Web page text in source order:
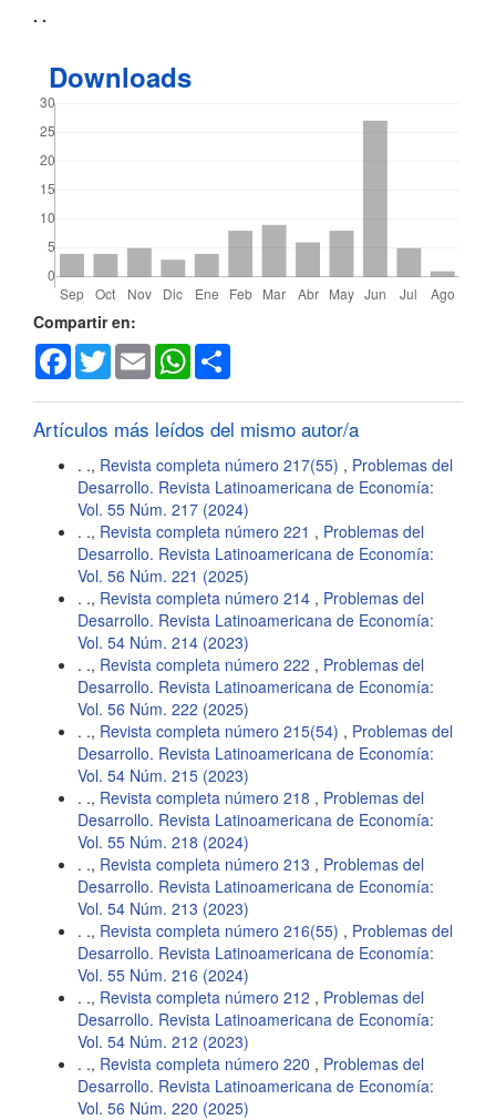
Contenido
principal
del
artículo
. .
Downloads
Detalles
del
artículo
Compartir en:
Facebook
TwitterEmail WhatsApp
Artículos más leídos del mismo autor/a
. ., Revista completa número 217(55) , Problemas del
Desarrollo. Revista Latinoamericana de Economía:
Vol. 55 Núm. 217 (2024)
. ., Revista completa número 221 , Problemas del
Desarrollo. Revista Latinoamericana de Economía:
Vol. 56 Núm. 221 (2025)
. ., Revista completa número 214 , Problemas del
Desarrollo. Revista Latinoamericana de Economía:
Vol. 54 Núm. 214 (2023)
. ., Revista completa número 222 , Problemas del
Desarrollo. Revista Latinoamericana de Economía:
Vol. 56 Núm. 222 (2025)
. ., Revista completa número 215(54) , Problemas del
Desarrollo. Revista Latinoamericana de Economía:
Vol. 54 Núm. 215 (2023)
. ., Revista completa número 218 , Problemas del
Desarrollo. Revista Latinoamericana de Economía:
Vol. 55 Núm. 218 (2024)
. ., Revista completa número 213 , Problemas del
Desarrollo. Revista Latinoamericana de Economía:
Vol. 54 Núm. 213 (2023)
. ., Revista completa número 216(55) , Problemas del
Desarrollo. Revista Latinoamericana de Economía:
Vol. 55 Núm. 216 (2024)
. ., Revista completa número 212 , Problemas del
Desarrollo. Revista Latinoamericana de Economía:
Vol. 54 Núm. 212 (2023)
. ., Revista completa número 220 , Problemas del
Desarrollo. Revista Latinoamericana de Economía:
Vol. 56 Núm. 220 (2025)